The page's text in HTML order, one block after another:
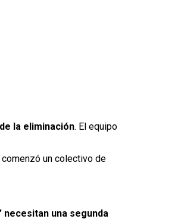
la eliminación. El equipo
un colectivo de
necesitan una segunda